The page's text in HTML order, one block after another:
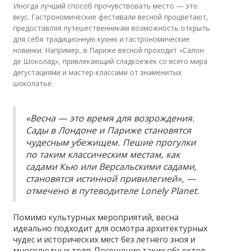
Иногда лучший способ прочувствовать место — это
вкус. Гастрономические фестивали весной процветают,
предоставляя путешественникам возможность открыть
для себя традиционную кухню и гастрономические
новинки. Например, в Париже весной проходит «Салон
де Шоколад», привлекающий сладкоежек со всего мира
дегустациями и мастер-классами от знаменитых
шоколатье.
«Весна — это время для возрождения.
Сады в Лондоне и Париже становятся
чудесным убежищем. Пешие прогулки
по таким классическим местам, как
садами Кью или Версальскими садами,
становятся истинной привилегией», —
отмечено в путеводителе Lonely Planet.
Помимо культурных мероприятий, весна
идеально подходит для осмотра архитектурных
чудес и исторических мест без летнего зноя и